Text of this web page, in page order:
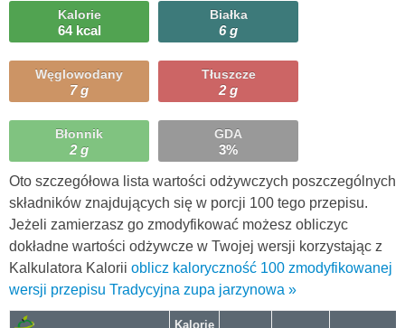
Kalorie
64 kcal
Białka
6 g
Węglowodany
7 g
Tłuszcze
2 g
Błonnik
2 g
GDA
3%
Oto szczegółowa lista wartości odżywczych poszczególnych
składników znajdujących się w porcji 100 tego przepisu.
Jeżeli zamierzasz go zmodyfikować możesz obliczyc
dokładne wartości odżywcze w Twojej wersji korzystając z
Kalkulatora Kalorii oblicz kaloryczność 100 zmodyfikowanej
wersji przepisu Tradycyjna zupa jarzynowa »
Kalorie